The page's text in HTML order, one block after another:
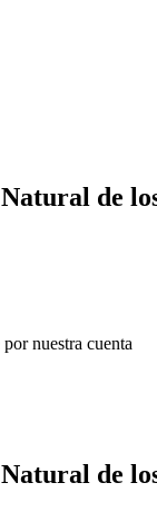
de
nuestra cuenta
de